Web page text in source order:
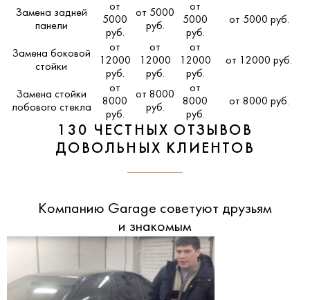
Замена задней
панели
от
5000
руб.
от 5000
руб.
от
5000
руб.
от 5000 руб.
Замена боковой
стойки
от
12000
руб.
от
12000
руб.
от
12000
руб.
от 12000 руб.
Замена стойки
лобового стекла
от
8000
руб.
от 8000
руб.
от
8000
руб.
от 8000 руб.
130 ЧЕСТНЫХ ОТЗЫВОВ
ДОВОЛЬНЫХ КЛИЕНТОВ
Компанию Garage советуют друзьям
и знакомым